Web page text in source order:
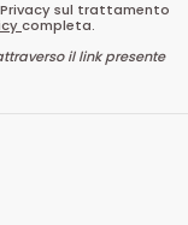
sul trattamento
completa.
il link presente